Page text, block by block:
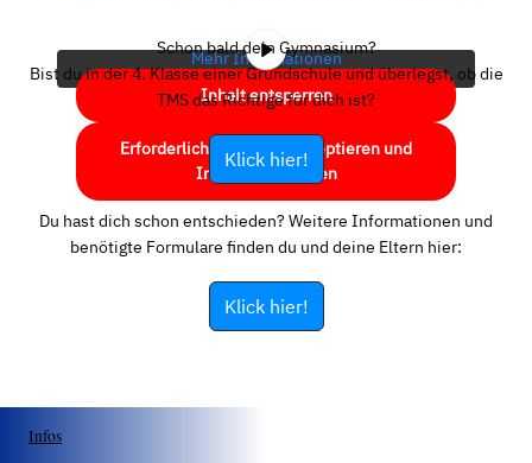
Mehr Informationen
Inhalt entsperren
Erforderlichen Service akzeptieren und
Inhalte entsperren
Schon bald dein Gymnasium?
Bist du in der 4. Klasse einer Grundschule und überlegst, ob die
TMS das Richtige für dich ist?
Klick hier!
Du hast dich schon entschieden? Weitere Informationen und
benötigte Formulare finden du und deine Eltern hier:
Klick hier!
Infos